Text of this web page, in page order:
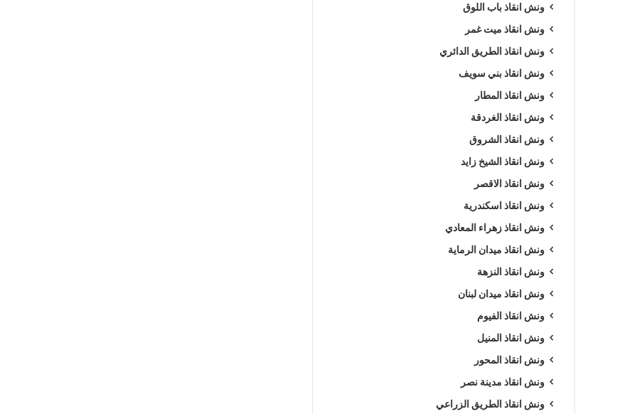
ونش انقاذ باب اللوق
ونش انقاذ ميت غمر
ونش انقاذ الطريق الدائري
ونش انقاذ بني سويف
ونش انقاذ المطار
ونش انقاذ الغردقة
ونش انقاذ الشروق
ونش انقاذ الشيخ زايد
ونش انقاذ الاقصر
ونش انقاذ اسكندرية
ونش انقاذ زهراء المعادي
ونش انقاذ ميدان الرماية
ونش انقاذ النزهة
ونش انقاذ ميدان لبنان
ونش انقاذ الفيوم
ونش انقاذ المنيل
ونش انقاذ المحور
ونش انقاذ مدينة نصر
ونش انقاذ الطريق الزراعي